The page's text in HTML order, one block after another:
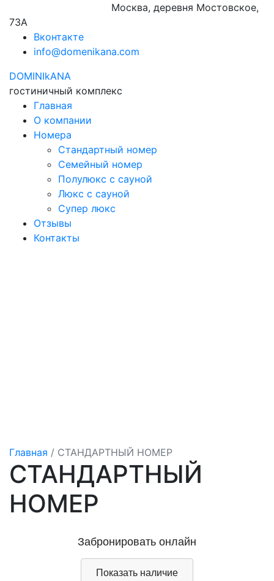
Москва, деревня Мостовское,
73А
Вконтакте
info@domenikana.com
DOMINIkANA
гостиничный комплекс
Главная
О компании
Номера
Стандартный номер
Семейный номер
Полулюкс с сауной
Люкс с сауной
Супер люкс
Отзывы
Контакты
Главная / СТАНДАРТНЫЙ НОМЕР
СТАНДАРТНЫЙ
НОМЕР